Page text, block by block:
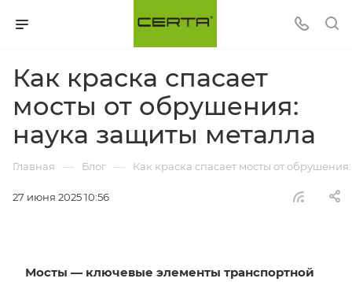
Как краска спасает
мосты от обрушения:
наука защиты металла
Главная — Блог — Как краска спасает мосты от
27 июня 2025 10:56
Мосты — ключевые элементы транспортной